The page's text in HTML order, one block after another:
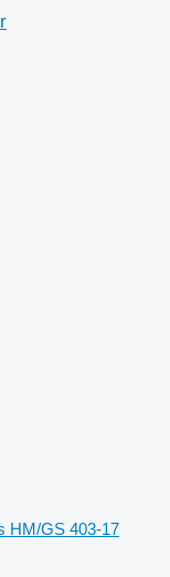
HM/GS 403-17